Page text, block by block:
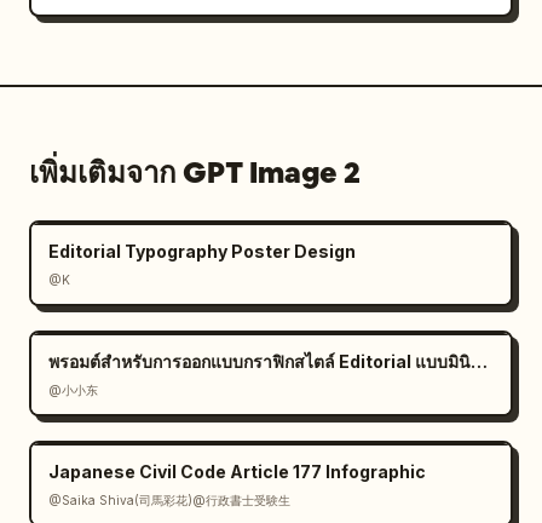
เพิ่มเติมจาก GPT Image 2
Editorial Typography Poster Design
@K
พรอมต์สำหรับการออกแบบกราฟิกสไตล์ Editorial แบบมินิมอล
@小小东
Japanese Civil Code Article 177 Infographic
@Saika Shiva(司馬彩花)@行政書士受験生